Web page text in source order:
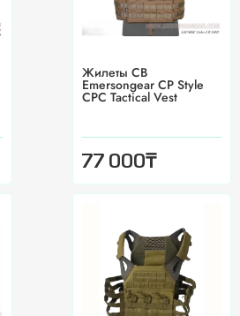
Жилеты CB
Emersongear CP Style
CPC Tactical Vest
77 000₸